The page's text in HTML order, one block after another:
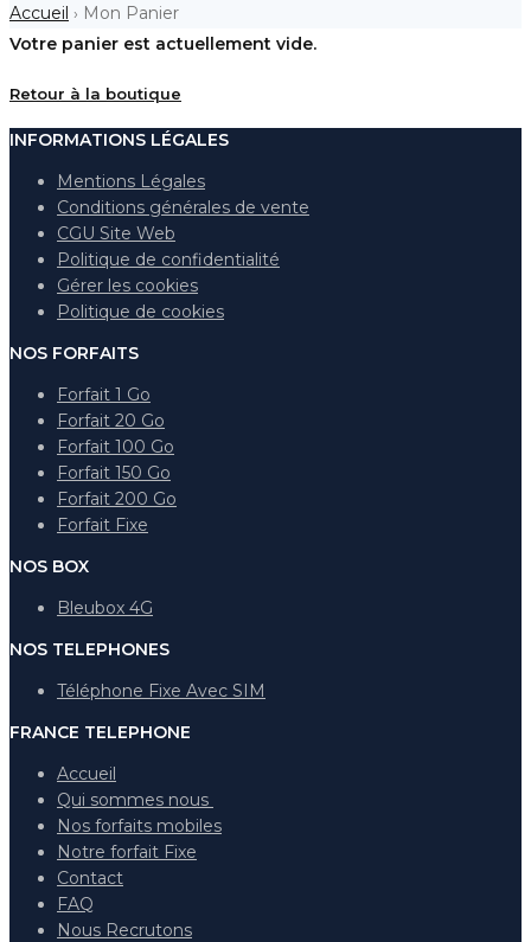
Accueil › Mon Panier
Votre panier est actuellement vide.
Retour à la boutique
INFORMATIONS LÉGALES
Mentions Légales
Conditions générales de vente
CGU Site Web
Politique de confidentialité
Gérer les cookies
Politique de cookies
NOS FORFAITS
Forfait 1 Go
Forfait 20 Go
Forfait 100 Go
Forfait 150 Go
Forfait 200 Go
Forfait Fixe
NOS BOX
Bleubox 4G
NOS TELEPHONES
Téléphone Fixe Avec SIM
FRANCE TELEPHONE
Accueil
Qui sommes nous
Nos forfaits mobiles
Notre forfait Fixe
Contact
FAQ
Nous Recrutons